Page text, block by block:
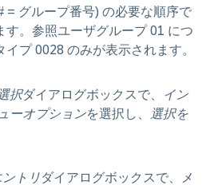
= グループ番号) の必要な順序で
す。参照ユーザグループ 01 につ
プ 0028 のみが表示されます。
択ダイアログボックスで、
イン
ーオプションを選択し、
選択を
トリダイアログボックスで、メ